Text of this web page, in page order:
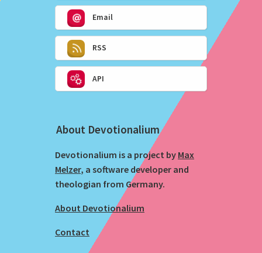
Email
RSS
API
About Devotionalium
Devotionalium is a project by Max
Melzer, a software developer and
theologian from Germany.
About Devotionalium
Contact